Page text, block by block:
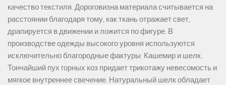
качество текстиля. Дороговизна материала считывается на
расстоянии благодаря тому, как ткань отражает свет,
драпируется в движении и ложится по фигуре. В
производстве одежды высокого уровня используются
исключительно благородные фактуры: Кашемир и шелк.
Тончайший пух горных коз придает трикотажу невесомость и
мягкое внутреннее свечение. Натуральный шелк обладает